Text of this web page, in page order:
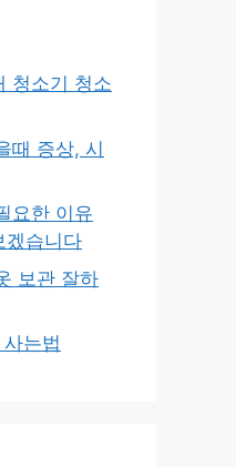
청소기 청소
때 증상, 시
요한 이유
겠습니다
보관 잘하
는법